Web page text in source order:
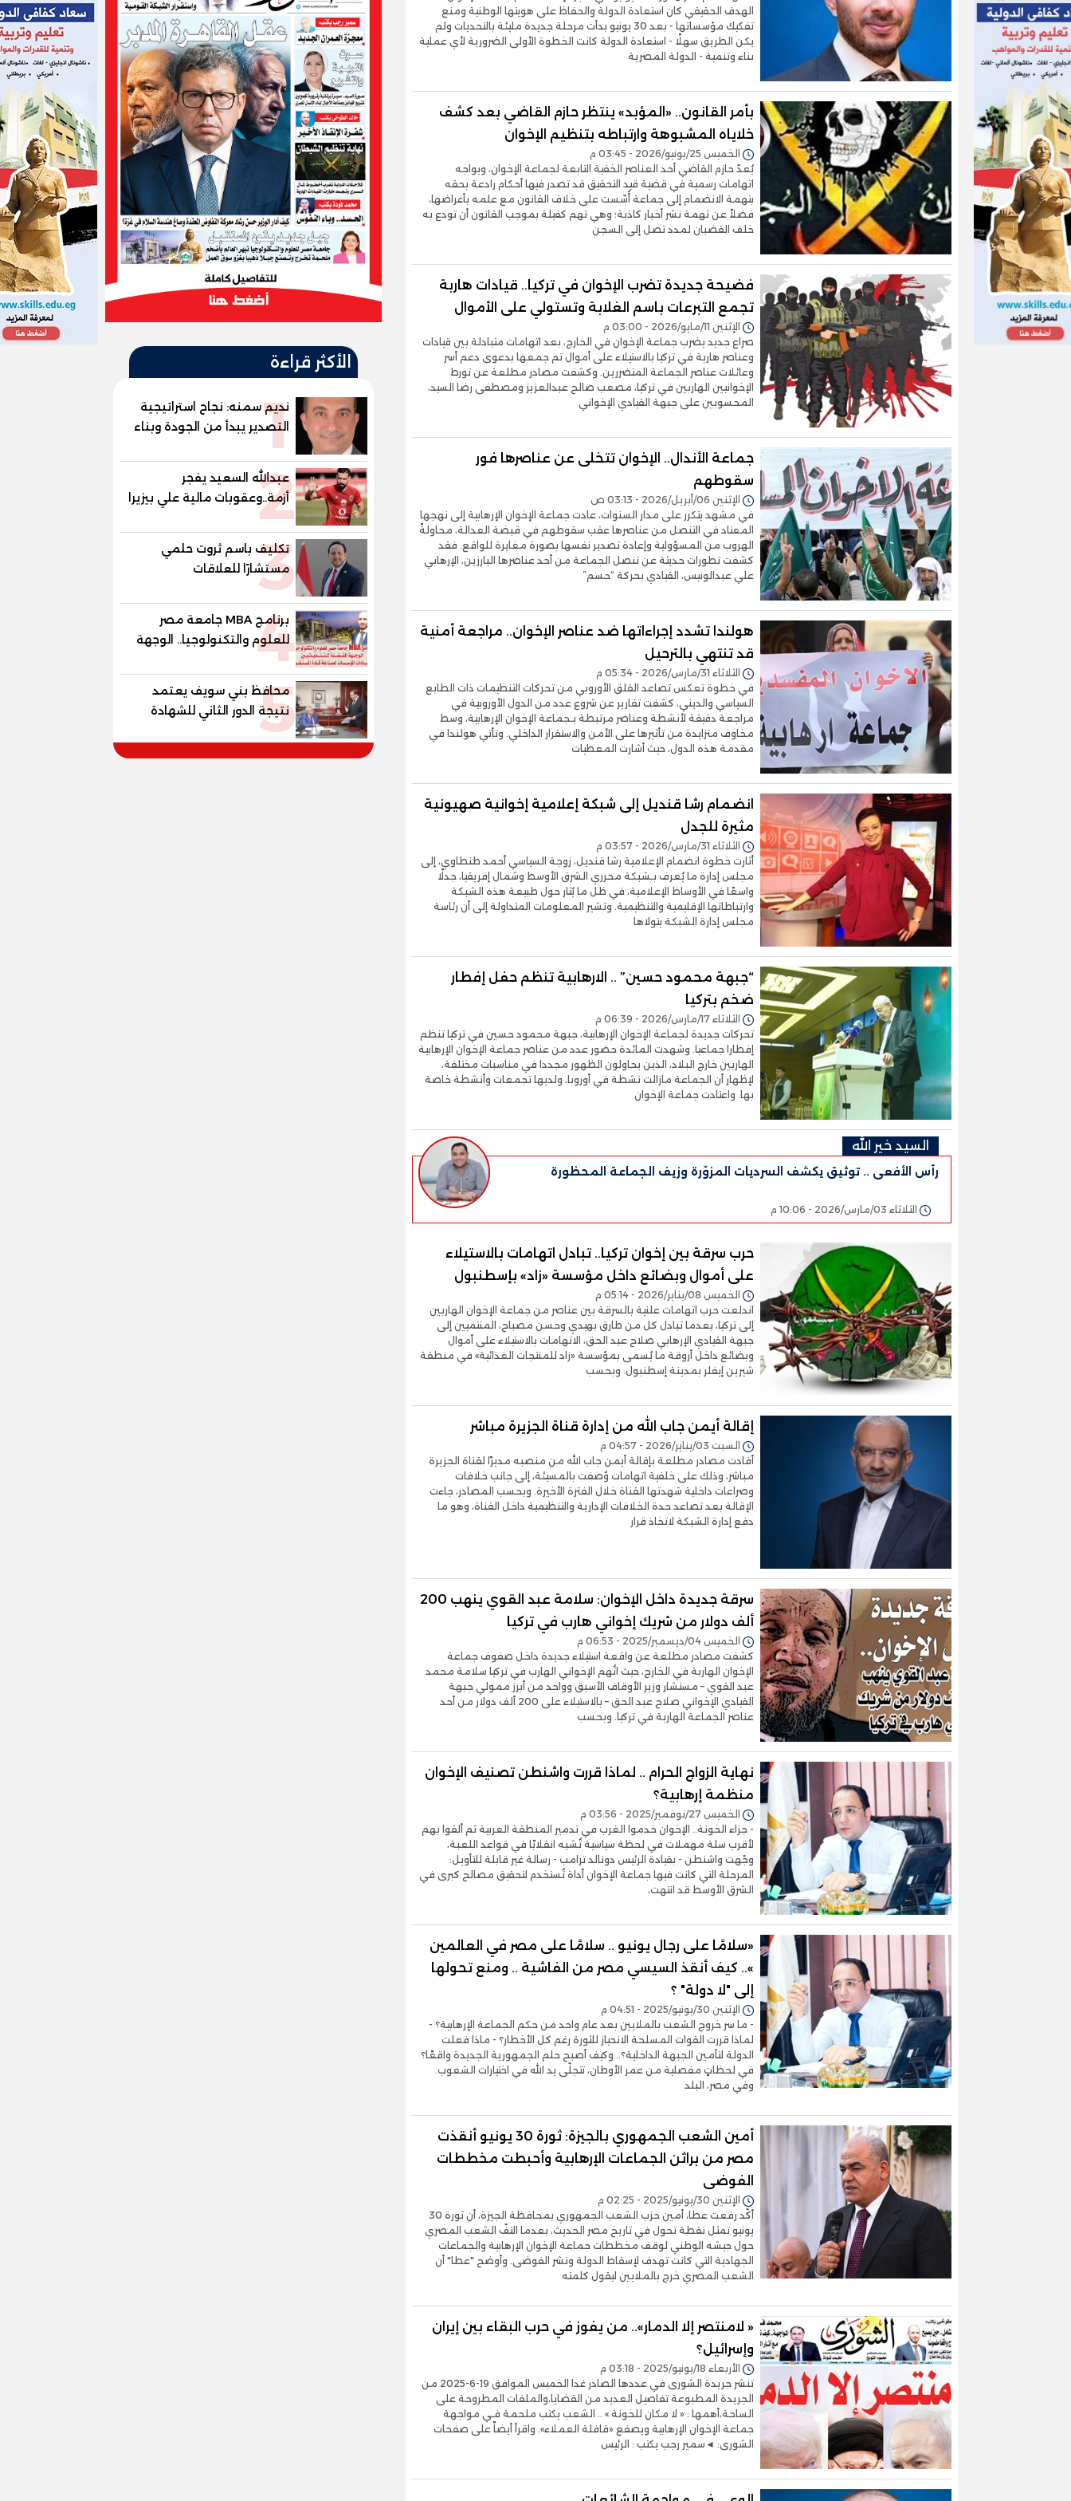
الهدف الحقيقي كان استعادة الدولة والحفاظ على هويتها الوطنية ومنع
تفكيك مؤسساتها - بعد 30 يونيو بدأت مرحلة جديدة مليئة بالتحديات ولم
يكن الطريق سهلًا - استعادة الدولة كانت الخطوة الأولى الضرورية لأي عملية
بناء وتنمية - الدولة المصرية
بأمر القانون.. «المؤبد» ينتظر حازم القاضي بعد كشف
خلاياه المشبوهة وارتباطه بتنظيم الإخوان
الخميس 25/يونيو/2026 - 03:45 م
يُعدّ حازم القاضي أحد العناصر الخفية التابعة لجماعة الإخوان، ويواجه
اتهامات رسمية في قضية قيد التحقيق قد تصدر فيها أحكام رادعة بحقه
بتهمة الانضمام إلى جماعة أُسّست على خلاف القانون مع علمه بأغراضها،
فضلاً عن تهمة نشر أخبار كاذبة؛ وهي تهم كفيلة بموجب القانون أن تودع به
خلف القضبان لمدد تصل إلى السجن
فضيحة جديدة تضرب الإخوان في تركيا.. قيادات هاربة
تجمع التبرعات باسم الغلابة وتستولي على الأموال
الإثنين 11/مايو/2026 - 03:00 م
صراع جديد يضرب جماعة الإخوان في الخارج، بعد اتهامات متبادلة بين قيادات
وعناصر هاربة في تركيا بالاستيلاء على أموال تم جمعها بدعوى دعم أسر
وعائلات عناصر الجماعة المتضررين. وكشفت مصادر مطلعة عن تورط
الإخوانيين الهاربين في تركيا، مصعب صالح عبدالعزيز ومصطفى رضا السيد،
المحسوبين على جبهة القيادي الإخواني
جماعة الأندال.. الإخوان تتخلى عن عناصرها فور
سقوطهم
الإثنين 06/أبريل/2026 - 03:13 ص
في مشهد يتكرر على مدار السنوات، عادت جماعة الإخوان الإرهابية إلى نهجها
المعتاد في التنصل من عناصرها عقب سقوطهم في قبضة العدالة، محاولةً
الهروب من المسؤولية وإعادة تصدير نفسها بصورة مغايرة للواقع. فقد
كشفت تطورات حديثة عن تنصل الجماعة من أحد عناصرها البارزين، الإرهابي
علي عبدالونيس، القيادي بحركة “حسم”
هولندا تشدد إجراءاتها ضد عناصر الإخوان.. مراجعة أمنية
قد تنتهي بالترحيل
الثلاثاء 31/مارس/2026 - 05:34 م
في خطوة تعكس تصاعد القلق الأوروبي من تحركات التنظيمات ذات الطابع
السياسي والديني، كشفت تقارير عن شروع عدد من الدول الأوروبية في
مراجعة دقيقة لأنشطة وعناصر مرتبطة بـجماعة الإخوان الإرهابية، وسط
مخاوف متزايدة من تأثيرها على الأمن والاستقرار الداخلي. وتأتي هولندا في
مقدمة هذه الدول، حيث أشارت المعطيات
انضمام رشا قنديل إلى شبكة إعلامية إخوانية صهيونية
مثيرة للجدل
الثلاثاء 31/مارس/2026 - 03:57 م
أثارت خطوة انضمام الإعلامية رشا قنديل، زوجة السياسي أحمد طنطاوي، إلى
مجلس إدارة ما يُعرف بـشبكة محرري الشرق الأوسط وشمال إفريقيا، جدلًا
واسعًا في الأوساط الإعلامية، في ظل ما يُثار حول طبيعة هذه الشبكة
وارتباطاتها الإقليمية والتنظيمية. وتشير المعلومات المتداولة إلى أن رئاسة
مجلس إدارة الشبكة يتولاها
“جبهة محمود حسين” .. الارهابية تنظم حفل إفطار
ضخم بتركيا
الثلاثاء 17/مارس/2026 - 06:39 م
تحركات جديدة لجماعة الإخوان الإرهابية، جبهة محمود حسين في تركيا تنظم
إفطارا جماعيا. وشهدت المائدة حضور عدد من عناصر جماعة الإخوان الإرهابية
الهاربين خارج البلاد، الذين يحاولون الظهور مجددا في مناسبات مختلفة،
لإظهار أن الجماعة مازالت نشطة في أوروبا، ولديها تجمعات وأنشطة خاصة
بها. واعتادت جماعة الإخوان
السيد خير الله
رأس الأفعى .. توثيق يكشف السرديات المزوّرة وزيف الجماعة المحظورة
الثلاثاء 03/مارس/2026 - 10:06 م
حرب سرقة بين إخوان تركيا.. تبادل اتهامات بالاستيلاء
على أموال وبضائع داخل مؤسسة «زاد» بإسطنبول
الخميس 08/يناير/2026 - 05:14 م
اندلعت حرب اتهامات علنية بالسرقة بين عناصر من جماعة الإخوان الهاربين
إلى تركيا، بعدما تبادل كل من طارق بهيدي وحسن مصباح، المنتميين إلى
جبهة القيادي الإرهابي صلاح عبد الحق، الاتهامات بالاستيلاء على أموال
وبضائع داخل أروقة ما يُسمى بمؤسسة «زاد للمنتجات الغذائية» في منطقة
شيرين إيفلر بمدينة إسطنبول. وبحسب
إقالة أيمن جاب الله من إدارة قناة الجزيرة مباشر
السبت 03/يناير/2026 - 04:57 م
أفادت مصادر مطلعة بإقالة أيمن جاب الله من منصبه مديرًا لقناة الجزيرة
مباشر، وذلك على خلفية اتهامات وُصفت بالمسيئة، إلى جانب خلافات
وصراعات داخلية شهدتها القناة خلال الفترة الأخيرة. وبحسب المصادر، جاءت
الإقالة بعد تصاعد حدة الخلافات الإدارية والتنظيمية داخل القناة، وهو ما
دفع إدارة الشبكة لاتخاذ قرار
سرقة جديدة داخل الإخوان: سلامة عبد القوي ينهب 200
ألف دولار من شريك إخواني هارب في تركيا
الخميس 04/ديسمبر/2025 - 06:53 م
كشفت مصادر مطلعة عن واقعة استيلاء جديدة داخل صفوف جماعة
الإخوان الهاربة في الخارج، حيث اتُهم الإخواني الهارب في تركيا سلامة محمد
عبد القوي – مستشار وزير الأوقاف الأسبق وواحد من أبرز ممولي جبهة
القيادي الإخواني صلاح عبد الحق – بالاستيلاء على 200 ألف دولار من أحد
عناصر الجماعة الهاربة في تركيا. وبحسب
نهاية الزواج الحرام .. لماذا قررت واشنطن تصنيف الإخوان
منظمة إرهابية؟
الخميس 27/نوفمبر/2025 - 03:56 م
- جزاء الخونة.. الإخوان خدموا الغرب في تدمير المنطقة العربية ثم ألقوا بهم
لأقرب سلة مهملات في لحظة سياسية تُشبه انقلابًا في قواعد اللعبة،
وجّهت واشنطن - بقيادة الرئيس دونالد ترامب - رسالة غير قابلة للتأويل:
المرحلة التي كانت فيها جماعة الإخوان أداة تُستخدم لتحقيق مصالح كبرى في
الشرق الأوسط قد انتهت،
«سلامًا على رجال يونيو .. سلامًا على مصر في العالمين
».. كيف أنقذ السيسي مصر من الفاشية .. ومنع تحولها
إلى "لا دولة" ؟
الإثنين 30/يونيو/2025 - 04:51 م
- ما سر خروج الشعب بالملايين بعد عام واحد من حكم الجماعة الإرهابية؟ -
لماذا قررت القوات المسلحة الانحياز للثورة رغم كل الأخطار؟ - ماذا فعلت
الدولة لتأمين الجبهة الداخلية؟.. وكيف أصبح حلم الجمهورية الجديدة واقعًا؟
في لحظاتٍ مفصلية من عمر الأوطان، تتجلّى يد الله في اختيارات الشعوب.
وفي مصر، البلد
أمين الشعب الجمهوري بالجيزة: ثورة 30 يونيو أنقذت
مصر من براثن الجماعات الإرهابية وأحبطت مخططات
الفوضى
الإثنين 30/يونيو/2025 - 02:25 م
أكّد رفعت عطا، أمين حزب الشعب الجمهوري بمحافظة الجيزة، أن ثورة 30
يونيو تمثل نقطة تحول في تاريخ مصر الحديث، بعدما التفّ الشعب المصري
حول جيشه الوطني لوقف مخططات جماعة الإخوان الإرهابية والجماعات
الجهادية التي كانت تهدف لإسقاط الدولة ونشر الفوضى. وأوضح "عطا" أن
الشعب المصري خرج بالملايين ليقول كلمته
« لامنتصر إلا الدمار».. من يفوز في حرب البقاء بين إيران
وإسرائيل؟
الأربعاء 18/يونيو/2025 - 03:18 م
تنشر جريدة الشورى في عددها الصادر غدا الخميس الموافق 19-6-2025 من
الجريدة المطبوعة تفاصيل العديد من القضايا،والملفات المطروحة على
الساحة،أهمها : « لا مكان للخونة » .. الشعب يكتب ملحمة فـي مواجهة
جماعة الإخوان الإرهابية ويصفع «قافلة العملاء». واقرأ أيضاً على صفحات
الشورى: ◄سمير رجب يكتب : الرئيس
الأكثر قراءة
1
نديم سمنه: نجاح استراتيجية
التصدير يبدأ من الجودة وبناء
الثقة في شعار "صنع في
مصر"
2
عبدالله السعيد يفجر
أزمة..وعقوبات مالية علي بيزيرا
وبانزا
3
تكليف باسم ثروت حلمي
مستشارًا للعلاقات
الدبلوماسية وعضوًا بالهيئة
«جاد جمينت يوإن»
4
برنامج MBA جامعة مصر
للعلوم والتكنولوجيا.. الوجهة
المفضلة للتنفيذيين وقيادات
المستقبل
5
محافظ بني سويف يعتمد
نتيجة الدور الثاني للشهادة
الإعدادية العامة بنسبة